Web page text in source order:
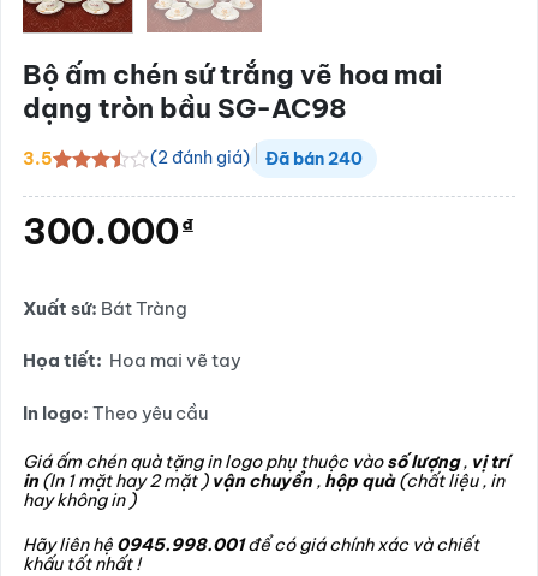
Bộ ấm chén sứ trắng vẽ hoa mai
dạng tròn bầu SG-AC98
3.5
trên
đánh
(2đánh giá) Đã bán240
300.000₫
Xuất sứ: Bát Tràng
Họa tiết: Hoa mai vẽ tay
In logo: Theo yêu cầu
Giá ấm chén quà tặng in logo phụ thuộc vàosố lượng,vị trí
in(In 1 mặt hay 2 mặt )vận chuyển, hộp quà(chất liệu , in
hay không in )
Hãy liên hệ 0945.998.001để có giá chính xác và chiết
khấu tốt nhất !